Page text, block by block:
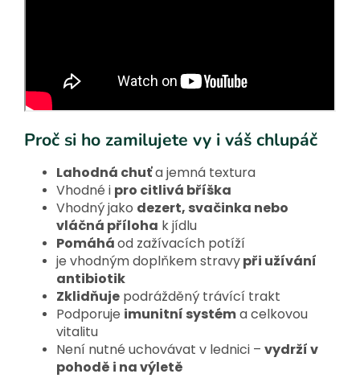
Proč si ho zamilujete vy i váš chlupáč
Lahodná chuťa jemná textura
Vhodné i pro citlivá bříška
Vhodný jako dezert, svačinka nebo
vláčná příloha k jídlu
Pomáháod zažívacích potíží
je vhodným doplňkem stravypři užívání
antibiotik
Zklidňuje podrážděný trávící trakt
Podporuje imunitní systéma celkovou
vitalitu
Není nutné uchovávat v lednici – vydrží v
pohodě i na výletě